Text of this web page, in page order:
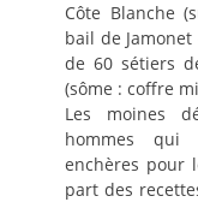
Côte Blanche
bail de
de 60 sétiers
(sôme : coffre
Les moines
hommes qui
enchères pour
part des